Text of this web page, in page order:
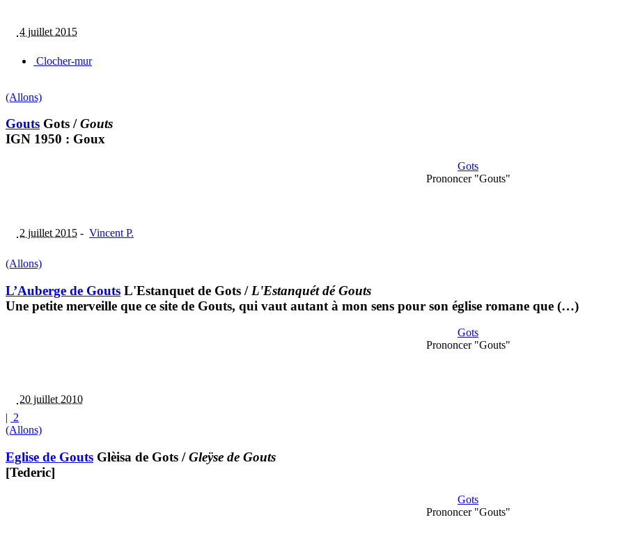
4 juillet 2015
Clocher-mur
(Allons)
Gouts Gots /Gouts
IGN 1950 : Goux
Gots
Prononcer "Gouts"
2 juillet 2015 - Vincent P.
(Allons)
L’Auberge de Gouts L'Estanquet de Gots / L'Estanquét dé Gouts
Une petite merveille que ce site de Gouts, qui vaut autant à mon sens pour son église romane que (…)
Gots
Prononcer "Gouts"
20 juillet 2010
| 2
(Allons)
Eglise de Gouts Glèisa de Gots /Gleÿse de Gouts
[Tederic]
Gots
Prononcer "Gouts"